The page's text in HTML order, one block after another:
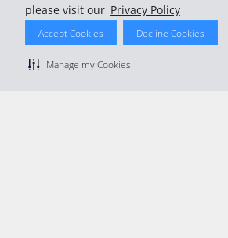
please visit our Privacy Policy
Accept Cookies Decline Cookies
Manage my Cookies